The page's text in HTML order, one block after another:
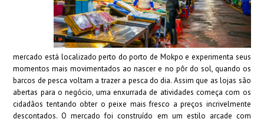
mercado está localizado perto do porto de Mokpo e experimenta seus
momentos mais movimentados ao nascer e no pôr do sol, quando os
barcos de pesca voltam a trazer a pesca do dia. Assim que as lojas são
abertas para o negócio, uma enxurrada de atividades começa com os
cidadãos tentando obter o peixe mais fresco a preços incrivelmente
descontados. O mercado foi construído em um estilo arcade com